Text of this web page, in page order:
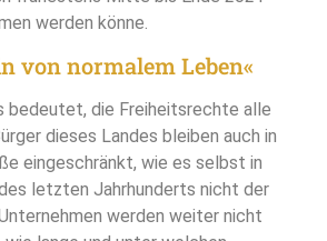
werden könne.
von normalem Leben«
bedeutet, die Freiheitsrechte alle
dieses Landes bleiben auch in
eingeschränkt, wie es selbst in
letzten Jahrhunderts nicht der
werden weiter nicht